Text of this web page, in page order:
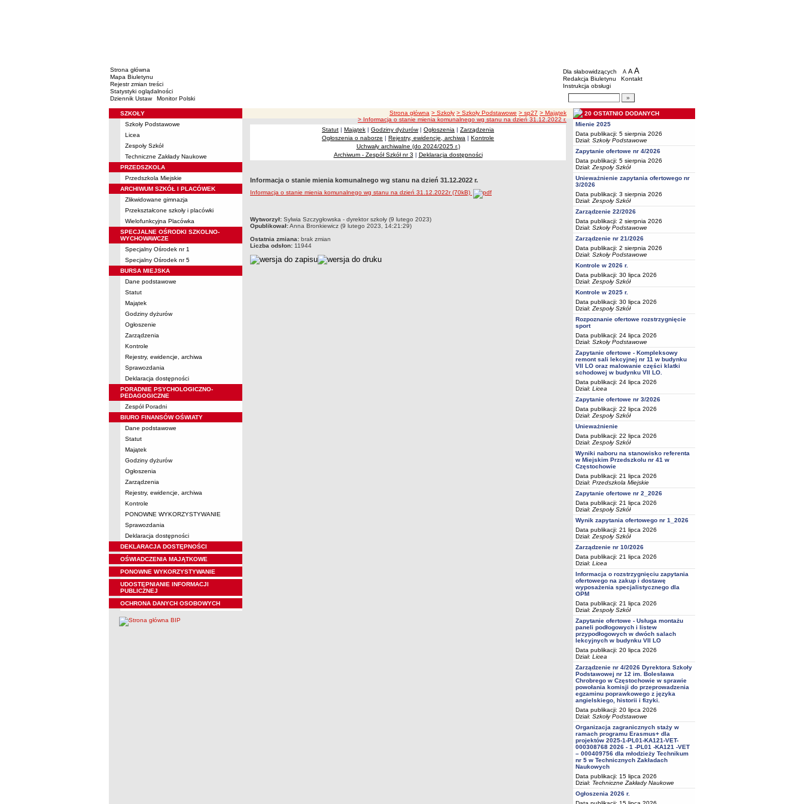
Strona główna
Mapa Biuletynu
Rejestr zmian treści
Statystyki oglądalności
Dziennik Ustaw
Monitor Polski
BIP - Oświata Częstochowa
Menu dodatkowe
Dla słabowidzących A pomniejsz czcionkę
A standardowy rozmiar czcionki
A
Redakcja Biuletynu
Kontakt
Instrukcja obsługi
Wyszukiwarka artykułów
Menu
SZKOŁY
Szkoły Podstawowe
Licea
Zespoły Szkół
Techniczne Zakłady Naukowe
PRZEDSZKOLA
Przedszkola Miejskie
ARCHIWUM SZKÓŁ I PLACÓWEK
Zlikwidowane gimnazja
Przekształcone szkoły i placówki
Wielofunkcyjna Placówka
SPECJALNE OŚRODKI SZKOLNO-
WYCHOWAWCZE
Specjalny Ośrodek nr 1
Specjalny Ośrodek nr 5
BURSA MIEJSKA
Dane podstawowe
Statut
Majątek
Godziny dyżurów
Ogłoszenie
Zarządzenia
Kontrole
Rejestry, ewidencje, archiwa
Sprawozdania
Deklaracja dostępności
PORADNIE PSYCHOLOGICZNO-
PEDAGOGICZNE
Zespół Poradni
BIURO FINANSÓW OŚWIATY
Dane podstawowe
Statut
Majątek
Godziny dyżurów
Ogłoszenia
Zarządzenia
Rejestry, ewidencje, archiwa
Kontrole
PONOWNE WYKORZYSTYWANIE
Sprawozdania
Deklaracja dostępności
DEKLARACJA DOSTĘPNOŚCI
OŚWIADCZENIA MAJĄTKOWE
PONOWNE WYKORZYSTYWANIE
UDOSTĘPNIANIE INFORMACJI
PUBLICZNEJ
OCHRONA DANYCH OSOBOWYCH
ścieżka nawigacji
Strona główna > Szkoły > Szkoły Podstawowe > sp27 > Majątek
> Informacja o stanie mienia komunalnego wg stanu na dzień 31.12.2022 r.
Statut | Majątek | Godziny dyżurów| Ogłoszenia | Zarządzenia
Ogłoszenia o naborze | Rejestry, ewidencje, archiwa | Kontrole
Uchwały archiwalne (do 2024/2025 r.)
Archiwum - Zespół Szkół nr 3 | Deklaracja dostępności
Informacja o stanie mienia komunalnego wg stanu na dzień 31.12.2022 r.
Informacja o stanie mienia komunalnego wg stanu na dzień 31.12.2022r (70kB)
metryczka
Wytworzył: Sylwia Szczygłowska - dyrektor szkoły (9 lutego 2023)
Opublikował:Anna Bronkiewicz (9 lutego 2023, 14:21:29)
Ostatnia zmiana: brak zmian
Liczba odsłon: 11944
20 OSTATNIO DODANYCH
Mienie 2025
Data publikacji: 5 sierpnia 2026
Dział: Szkoły Podstawowe
Zapytanie ofertowe nr 4/2026
Data publikacji: 5 sierpnia 2026
Dział: Zespoły Szkół
Unieważnienie zapytania ofertowego nr
3/2026
Data publikacji: 3 sierpnia 2026
Dział: Zespoły Szkół
Zarządzenie 22/2026
Data publikacji: 2 sierpnia 2026
Dział: Szkoły Podstawowe
Zarządzenie nr 21/2026
Data publikacji: 2 sierpnia 2026
Dział: Szkoły Podstawowe
Kontrole w 2026 r.
Data publikacji: 30 lipca 2026
Dział: Zespoły Szkół
Kontrole w 2025 r.
Data publikacji: 30 lipca 2026
Dział: Zespoły Szkół
Rozpoznanie ofertowe rozstrzygnięcie
sport
Data publikacji: 24 lipca 2026
Dział: Szkoły Podstawowe
Zapytanie ofertowe - Kompleksowy
remont sali lekcyjnej nr 11 w budynku
VII LO oraz malowanie części klatki
schodowej w budynku VII LO.
Data publikacji: 24 lipca 2026
Dział: Licea
Zapytanie ofertowe nr 3/2026
Data publikacji: 22 lipca 2026
Dział: Zespoły Szkół
Unieważnienie
Data publikacji: 22 lipca 2026
Dział: Zespoły Szkół
Wyniki naboru na stanowisko referenta
w Miejskim Przedszkolu nr 41 w
Częstochowie
Data publikacji: 21 lipca 2026
Dział: Przedszkola Miejskie
Zapytanie ofertowe nr 2_2026
Data publikacji: 21 lipca 2026
Dział: Zespoły Szkół
Wynik zapytania ofertowego nr 1_2026
Data publikacji: 21 lipca 2026
Dział: Zespoły Szkół
Zarządzenie nr 10/2026
Data publikacji: 21 lipca 2026
Dział: Licea
Informacja o rozstrzygnięciu zapytania
ofertowego na zakup i dostawę
wyposażenia specjalistycznego dla
OPM
Data publikacji: 21 lipca 2026
Dział: Zespoły Szkół
Zapytanie ofertowe - Usługa montażu
paneli podłogowych i listew
przypodłogowych w dwóch salach
lekcyjnych w budynku VII LO
Data publikacji: 20 lipca 2026
Dział: Licea
Zarządzenie nr 4/2026 Dyrektora Szkoły
Podstawowej nr 12 im. Bolesława
Chrobrego w Częstochowie w sprawie
powołania komisji do przeprowadzenia
egzaminu poprawkowego z języka
angielskiego, historii i fizyki.
Data publikacji: 20 lipca 2026
Dział: Szkoły Podstawowe
Organizacja zagranicznych staży w
ramach programu Erasmus+ dla
projektów 2025-1-PL01-KA121-VET-
000308768 2026 - 1 -PL01 -KA121 -VET
– 000409756 dla młodzieży Technikum
nr 5 w Technicznych Zakładach
Naukowych
Data publikacji: 15 lipca 2026
Dział: Techniczne Zakłady Naukowe
Ogłoszenia 2026 r.